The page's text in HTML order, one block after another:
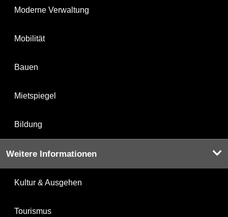
Moderne Verwaltung
Mobilität
Bauen
Mietspiegel
Bildung
Weitere Informationen
Kultur & Ausgehen
Tourismus